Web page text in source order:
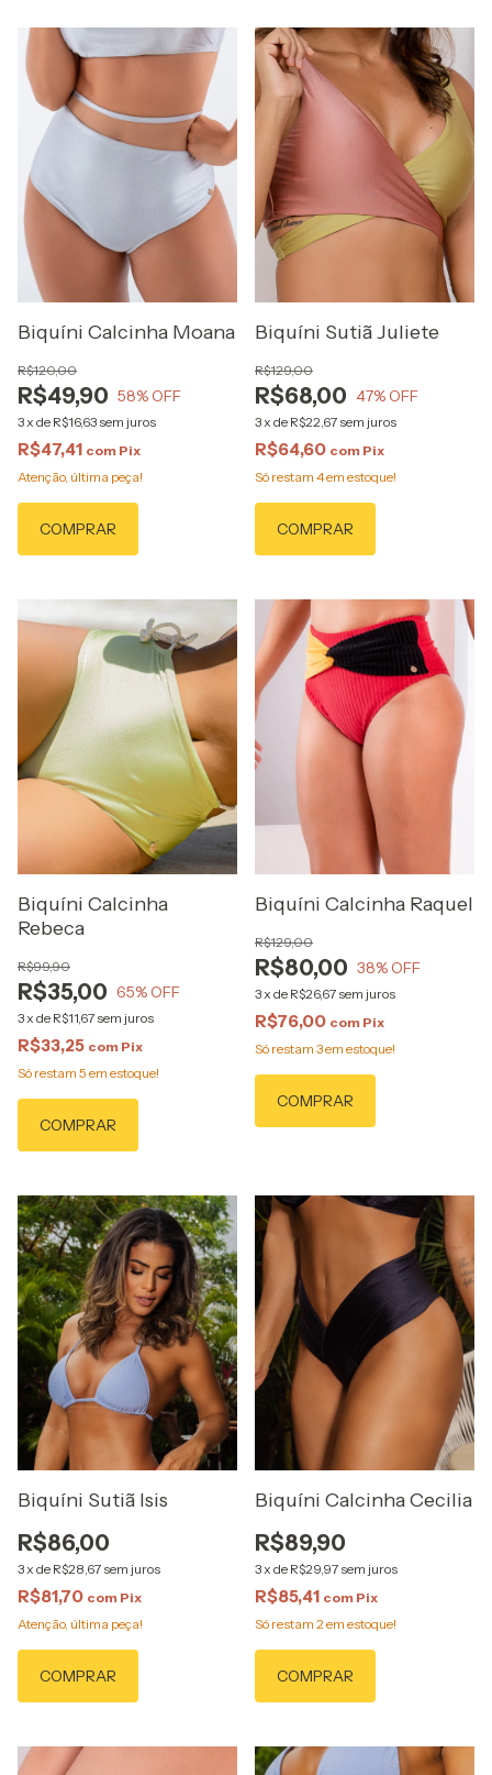
Biquíni Calcinha Moana
R$49,90
R$120,00
58% OFF
3 x de R$16,63 sem juros
R$47,41 com Pix
Atenção, última peça!
COMPRAR
Biquíni Sutiã Juliete
R$68,00
R$129,00
47% OFF
3 x de R$22,67 sem juros
R$64,60 com Pix
Só restam 4em estoque!
COMPRAR
Biquíni Calcinha
Rebeca
R$35,00
R$99,90
65% OFF
3 x de R$11,67 sem juros
R$33,25 com Pix
Só restam 5 em estoque!
COMPRAR
Biquíni Calcinha Raquel
R$80,00
R$129,00
38% OFF
3 x de R$26,67 sem juros
R$76,00 com Pix
Só restam 3em estoque!
COMPRAR
Biquíni Sutiã Isis
R$86,00
3 x de R$28,67 sem juros
R$81,70 com Pix
Atenção, última peça!
COMPRAR
Biquíni Calcinha Cecilia
R$89,90
3 x de R$29,97 sem juros
R$85,41 com Pix
Só restam 2 em estoque!
COMPRAR